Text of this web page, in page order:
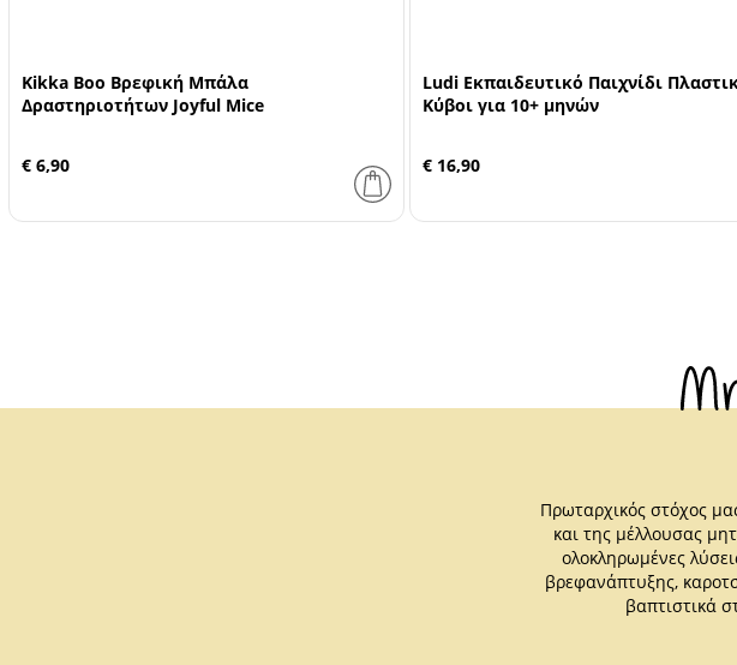
Kikka Boo Βρεφική Μπάλα
Δραστηριοτήτων Joyful Mice
€ 6,90
Ludi Εκπαιδευτικό Παιχνίδι
Κύβοι για 10+ μηνών
€ 16,90
Πρωταρχικός στόχος
και της μέλλουσας
ολοκληρωμένες
βρεφανάπτυξης,
βαπτιστικά